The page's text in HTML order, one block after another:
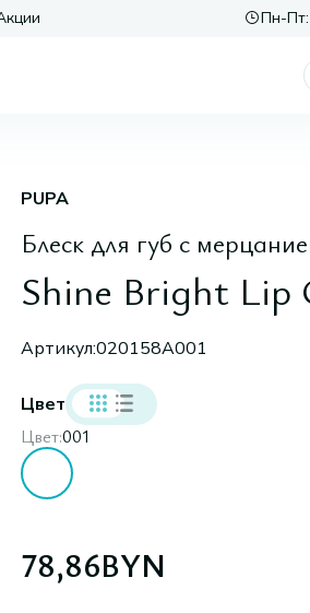
Пн-Пт:
PUPA
Блеск для губ с
Shine Bright Lip
Артикул:020158A001
Цвет
Цвет:001
78,86BYN